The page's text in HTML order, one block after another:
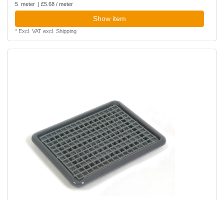
5 meter | £5.68 / meter
Show item
* Excl. VATexcl. Shipping